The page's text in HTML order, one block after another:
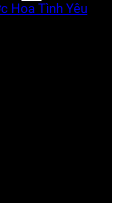
Hoa Tình Yêu